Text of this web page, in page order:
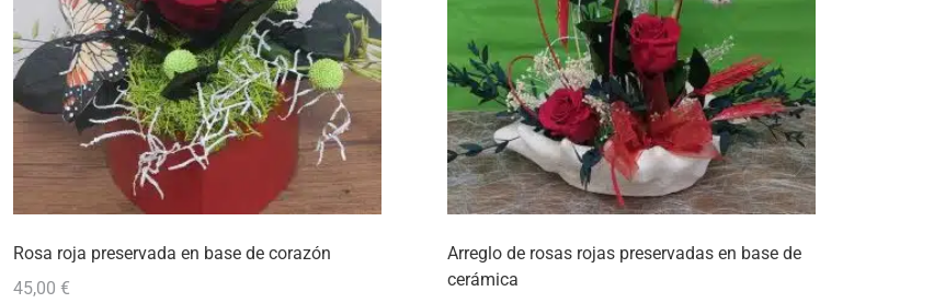
Rosa roja preservada en base de corazón
45,00 €
Arreglo de rosas rojas preservadas en base de
cerámica